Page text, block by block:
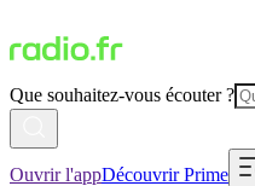
Que souhaitez-vous écouter ?
Ouvrir l'appDécouvrir Prime